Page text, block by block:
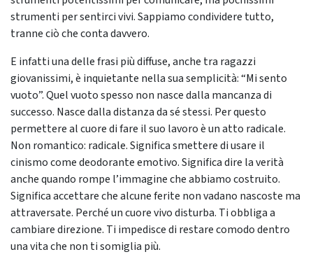
strumenti per sentirci vivi. Sappiamo condividere tutto,
tranne ciò che conta davvero.
E infatti una delle frasi più diffuse, anche tra ragazzi
giovanissimi, è inquietante nella sua semplicità: “Mi sento
vuoto”. Quel vuoto spesso non nasce dalla mancanza di
successo. Nasce dalla distanza da sé stessi. Per questo
permettere al cuore di fare il suo lavoro è un atto radicale.
Non romantico: radicale. Significa smettere di usare il
cinismo come deodorante emotivo. Significa dire la verità
anche quando rompe l’immagine che abbiamo costruito.
Significa accettare che alcune ferite non vadano nascoste ma
attraversate. Perché un cuore vivo disturba. Ti obbliga a
cambiare direzione. Ti impedisce di restare comodo dentro
una vita che non ti somiglia più.